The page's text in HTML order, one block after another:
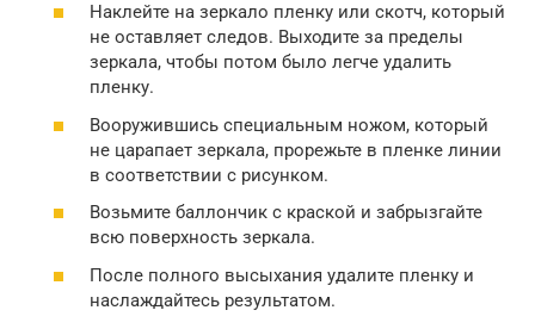
Наклейте на зеркало пленку или скотч, который
не оставляет следов. Выходите за пределы
зеркала, чтобы потом было легче удалить
пленку.
Вооружившись специальным ножом, который
не царапает зеркала, прорежьте в пленке линии
в соответствии с рисунком.
Возьмите баллончик с краской и забрызгайте
всю поверхность зеркала.
После полного высыхания удалите пленку и
наслаждайтесь результатом.